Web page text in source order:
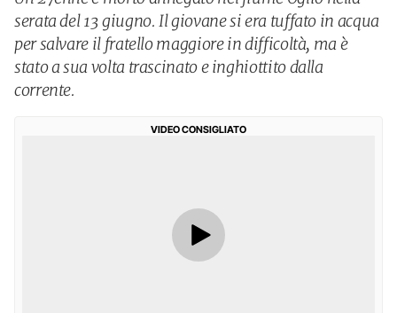
serata del 13 giugno. Il giovane si era tuffato in acqua
per salvare il fratello maggiore in difficoltà, ma è
stato a sua volta trascinato e inghiottito dalla
corrente.
VIDEO CONSIGLIATO